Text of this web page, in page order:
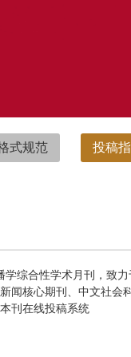
投稿
式规范
学综合性学术月刊，致
闻核心期刊、中文社会
刊在线投稿系统